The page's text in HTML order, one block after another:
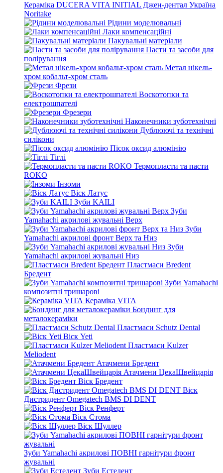
Кераміка DUCERA VITA INITIAL Джен-дентал Україна
Noritake
Рідини моделювальні
Лаки компенсаційні
Пакувальні матеріали
Пасти та засоби для
полірування
Метал нікель-
хром кобальт-хром сталь
Фрези
Воскотопки та
електрошпателі
Фрезери
Наконечники зуботехнічні
Дублюючі та технічні
силікони
Пісок оксид алюмінію
Тіглі
Термопласти та пасти
ROKO
Інзоми
Віск Латус
Зуби KAILI
Зуби
Yamahachi акрилові жувальні Верх
Зуби
Yamahachi акрилові фронт Верх та Низ
Зуби
Yamahachi акрилові жувальні Низ
Пластмаси Bredent
Бредент
Зуби Yamahachi
композитні тришарові
Кераміка VITA
Бондинг для
металокераміки
Пластмаси Schutz Dental
Віск Yeti
Пластмаси Kulzer
Meliodent
Атачмени Бредент
Атачмени ЦекаШвейцарія
Віск Бредент
Віск
Дистридент Omegatech BMS DI DENT
Віск Ренферт
Віск Стома
Віск Шуллер
Зуби Yamahachi акрилові ПОВНІ гарнітури фронт
жувальні
Зуби Естедент